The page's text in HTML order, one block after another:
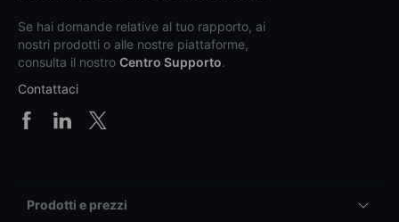
Se hai domande relative al tuo rapporto, ai
nostri prodotti o alle nostre piattaforme,
consulta il nostro Centro Supporto.
Contattaci
Prodotti e prezzi